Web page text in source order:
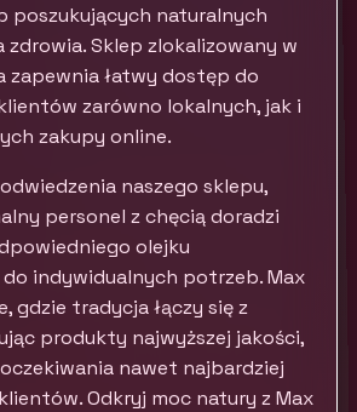
poszukujących naturalnych
Sklep zlokalizowany w
zapewnia łatwy dostęp do
zarówno lokalnych, jak i
zakupy online.
naszego sklepu,
personel z chęcią doradzi
olejku
indywidualnych potrzeb. Max
gdzie tradycja łączy się z
produkty najwyższej jakości,
nawet najbardziej
Odkryj moc natury z Max